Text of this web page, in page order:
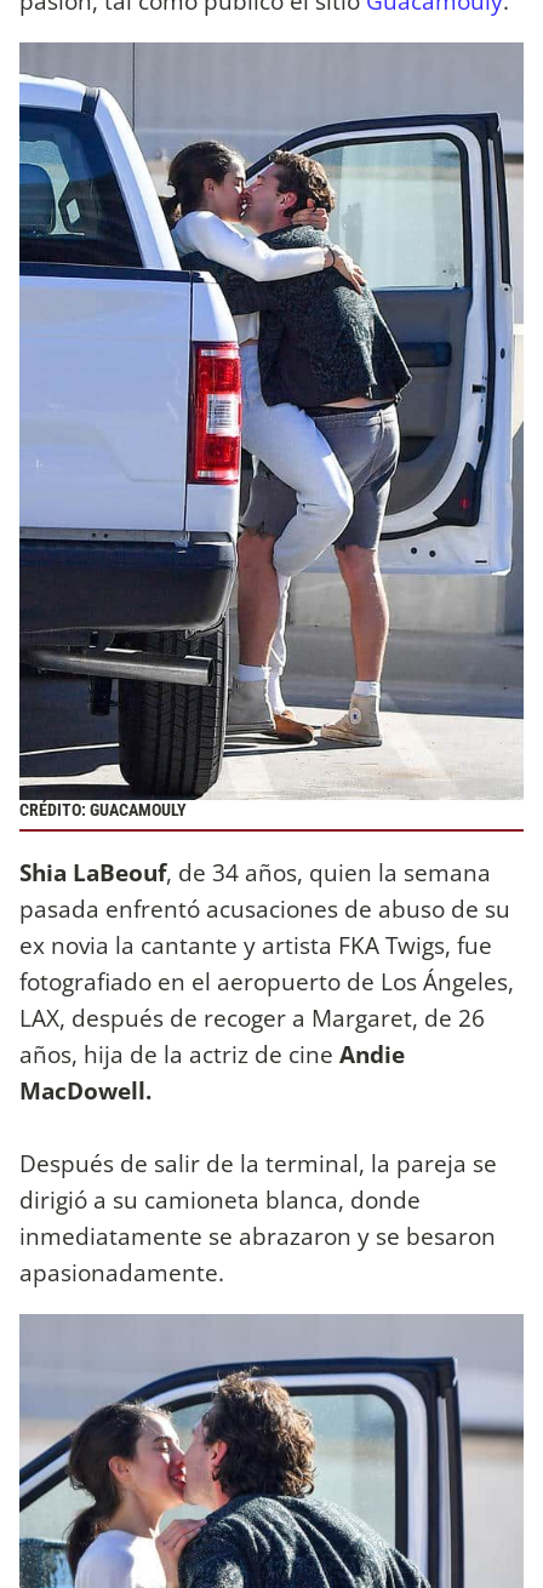
CRÉDITO: GUACAMOULY
Shia LaBeouf, de 34 años, quien la semana
pasada enfrentó acusaciones de abuso de su
ex novia la cantante y artista FKA Twigs, fue
fotografiado en el aeropuerto de Los Ángeles,
LAX, después de recoger a Margaret, de 26
años, hija de la actriz de cine Andie
MacDowell.
Después de salir de la terminal, la pareja se
dirigió a su camioneta blanca, donde
inmediatamente se abrazaron y se besaron
apasionadamente.